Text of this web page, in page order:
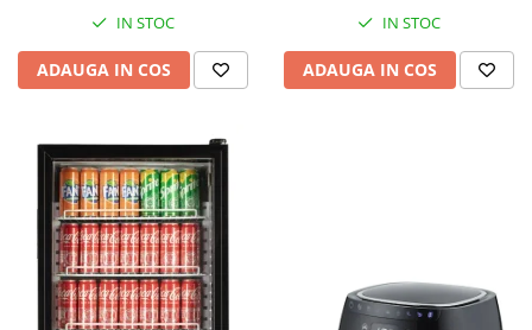
IN STOC
ADAUGA IN COS
IN STOC
ADAUGA IN COS